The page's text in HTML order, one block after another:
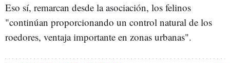
Eso sí, remarcan desde la asociación, los felinos
"continúan proporcionando un control natural de los
roedores, ventaja importante en zonas urbanas".